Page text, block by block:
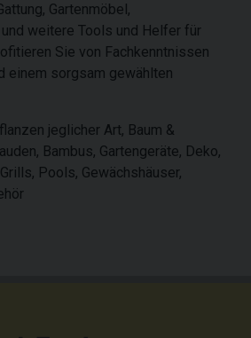
Gartenmöbel,
weitere Tools und Helfer für
Sie von Fachkenntnissen
einem sorgsam gewählten
jeglicher Art, Baum &
Bambus, Gartengeräte, Deko,
Pools, Gewächshäuser,